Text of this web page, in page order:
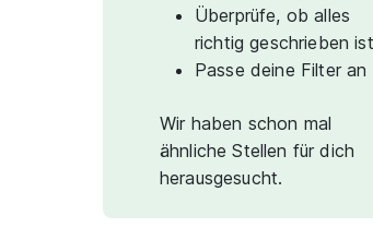
Überprüfe, ob alles
richtig geschrieben ist
Passe deine Filter an
Wir haben schon mal
ähnliche Stellen für dich
herausgesucht.